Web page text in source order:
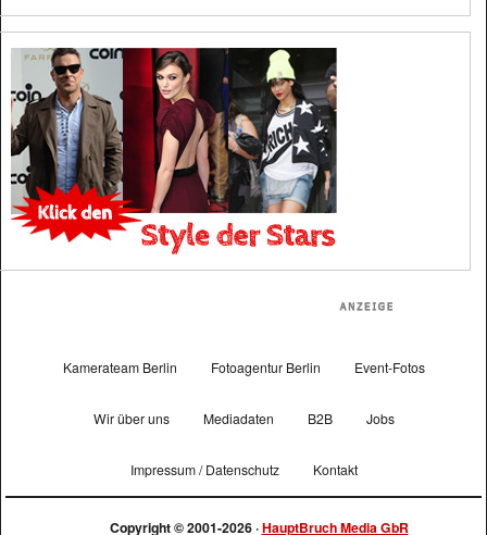
Kamerateam Berlin Fotoagentur Berlin Event-Fotos
Wir über uns Mediadaten B2B Jobs
Impressum / Datenschutz Kontakt
Copyright © 2001-2026 ·HauptBruch Media GbR